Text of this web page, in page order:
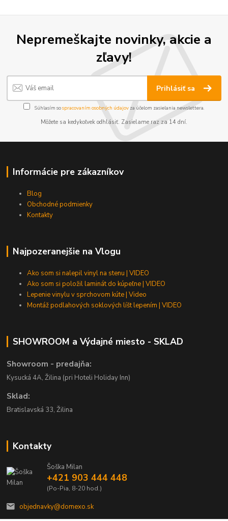
Nepremeškajte novinky, akcie a
zľavy!
Prihlásiť sa
Súhlasím sospracovaním osobných údajov za účelom zasielania newslettera.
Môžete sa kedykoľvek odhlásiť. Zasielame raz za 14 dní.
Informácie pre zákazníkov
Blog
Obchodné podmienky
Kontakty
Najpozeranejšie na Vlogu
Ako som si nalepil vinyl na stenu | VIDEO
Ako som si položil laminát do kúpeľne | VIDEO
Lepenie vinylu v sprchovom kúte | Video
Montáž podlahových soklových líšt lepením | VIDEO
SHOWROOM a Výdajné miesto - SKLAD
Showroom - predajňa:
Kysucká 4A, Žilina (pri Hoteli Holiday Inn)
Sklad:
Bratislavská 33, Žilina
Kontakty
Šoška Milan
+421 903 444 448
(Po-Pia, 8-20 hod.)
objednavky@domexo.sk